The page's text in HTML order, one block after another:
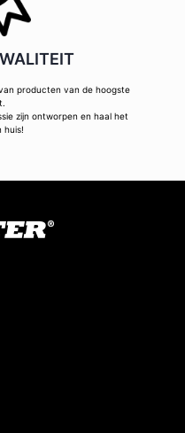
producten van de hoogste
zijn ontworpen en haal het
huis!